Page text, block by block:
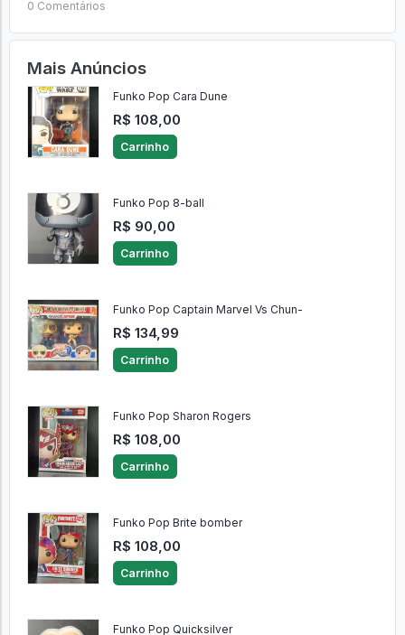
0 Comentários
Mais Anúncios
Funko Pop Cara Dune
R$ 108,00
Carrinho
Funko Pop 8-ball
R$ 90,00
Carrinho
Funko Pop Captain Marvel Vs Chun-
R$ 134,99
Carrinho
Funko Pop Sharon Rogers
R$ 108,00
Carrinho
Funko Pop Brite bomber
R$ 108,00
Carrinho
Funko Pop Quicksilver